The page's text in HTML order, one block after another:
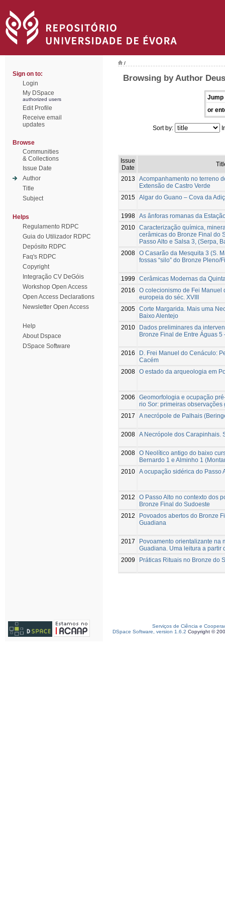
Sign on to:
Login
My DSpace
authorized users
Edit Profile
Receive email
updates
Browse
Communities
& Collections
Issue Date
Author
Title
Subject
Helps
Regulamento RDPC
Guia do Utilizador RDPC
Depósito RDPC
Faq's RDPC
Copyright
Integração CV DeGóis
Workshop Open Access
Open Access Declarations
Newsletter Open Access
Help
About Dspace
DSpace Software
/
Browsing by Author
Jump
or
Sort by:
Issue
Date
2013
Acompanhamento no terreno
Extensão de Castro Verde
2015 Algar do Guano – Cova da
1998 As ânforas romanas da
2010 Caracterização química,
cerâmicas do Bronze Final do
Passo Alto e Salsa 3, (Serpa,
2008 O Casarão da Mesquita 3 (S.
fossas “silo” do Bronze Pleno/
1999
Cerâmicas Modernas da
2016
O colecionismo de Fei Manuel
europeia do séc. XVIII
2005 Corte Margarida. Mais uma
Baixo Alentejo
2010
Dados preliminares da
Bronze Final de Entre Águas 5
2016
D. Frei Manuel do Cenáculo:
Cacém
2008 O estado da arqueologia em
2006
Geomorfologia e ocupação
rio Sor: primeiras observações
2017
A necrópole de Palhais
2008 A Necrópole dos Carapinhais.
2008 O Neolítico antigo do baixo
Bernardo 1 e Alminho 1
2010 A ocupação sidérica do Passo
2012
O Passo Alto no contexto dos
Bronze Final do Sudoeste
2012
Povoados abertos do Bronze
Guadiana
2017
Povoamento orientalizante na
Guadiana. Uma leitura a partir
2009
Práticas Rituais no Bronze do
Serviços de Ciência e
DSpace Software, version 1.6.2 Copyright ©